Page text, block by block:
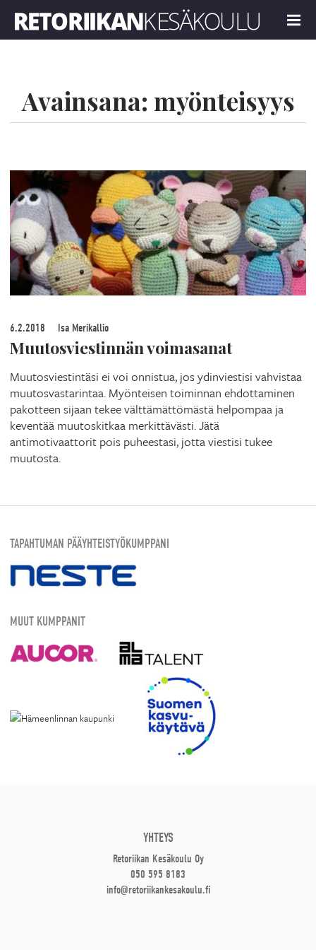
MENU
Avainsana: myönteisyys
6.2.2018 Isa Merikallio
Muutosviestinnän voimasanat
Muutosviestintäsi ei voi onnistua, jos ydinviestisi vahvistaa
muutosvastarintaa. Myönteisen toiminnan ehdottaminen
pakotteen sijaan tekee välttämättömästä helpompaa ja
keventää muutoskitkaa merkittävästi. Jätä
antimotivaattorit pois puheestasi, jotta viestisi tukee
muutosta.
TAPAHTUMAN PÄÄYHTEISTYÖKUMPPANI
MUUT KUMPPANIT
YHTEYS
Retoriikan Kesäkoulu Oy
050 595 8183
info@retoriikankesakoulu.fi